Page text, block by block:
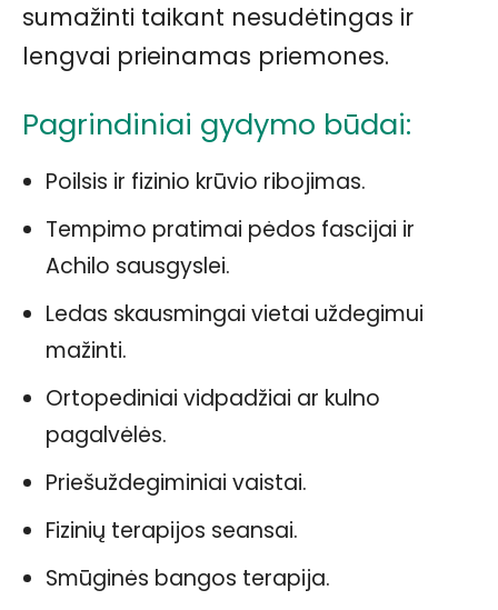
sumažinti taikant nesudėtingas ir
lengvai prieinamas priemones.
Pagrindiniai gydymo būdai:
Poilsis ir fizinio krūvio ribojimas.
Tempimo pratimai pėdos fascijai ir
Achilo sausgyslei.
Ledas skausmingai vietai uždegimui
mažinti.
Ortopediniai vidpadžiai ar kulno
pagalvėlės.
Priešuždegiminiai vaistai.
Fizinių terapijos seansai.
Smūginės bangos terapija.